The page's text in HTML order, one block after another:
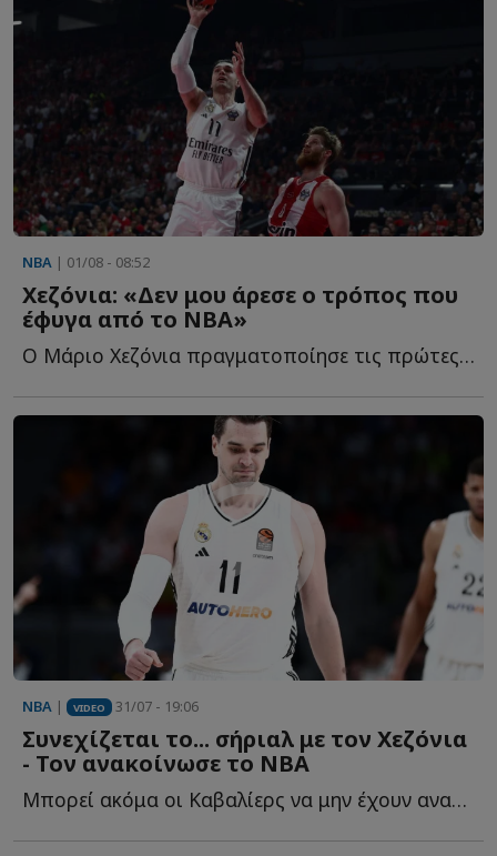
NBA | 01/08 - 08:52
Χεζόνια: «Δεν μου άρεσε ο τρόπος που
έφυγα από το NBA»
Ο Μάριο Χεζόνια πραγματοποίησε τις πρώτες του δηλώσεις μ...
NBA | VIDEO 31/07 - 19:06
Συνεχίζεται το... σήριαλ με τον Χεζόνια
- Τον ανακοίνωσε το ΝΒΑ
Μπορεί ακόμα οι Καβαλίερς να μην έχουν ανακοινώσει τ...